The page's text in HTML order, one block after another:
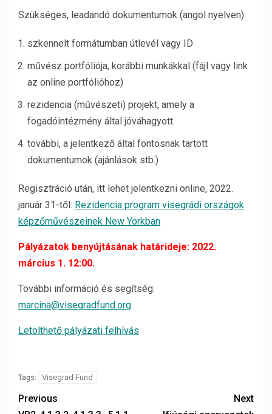
Szükséges, leadandó dokumentumok (angol nyelven):
szkennelt formátumban útlevél vagy ID
művész portfóliója, korábbi munkákkal (fájl vagy link
az online portfólióhoz)
rezidencia (művészeti) projekt, amely a
fogadóintézmény által jóváhagyott
további, a jelentkező által fontosnak tartott
dokumentumok (ajánlások stb.)
Regisztráció után, itt lehet jelentkezni online, 2022.
január 31-től: Rezidencia program visegrádi országok
képzőművészeinek New Yorkban
Pályázatok benyújtásának határideje: 2022.
március 1. 12:00.
További információ és segítség:
marcina@visegradfund.org
Letölthető pályázati felhívás
Tags: Visegrad Fund
Previous
Next